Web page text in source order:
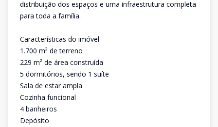
distribuição dos espaços e uma infraestrutura completa
para toda a família.
Características do imóvel
1.700 m² de terreno
229 m² de área construída
5 dormitórios, sendo 1 suíte
Sala de estar ampla
Cozinha funcional
4 banheiros
Depósito